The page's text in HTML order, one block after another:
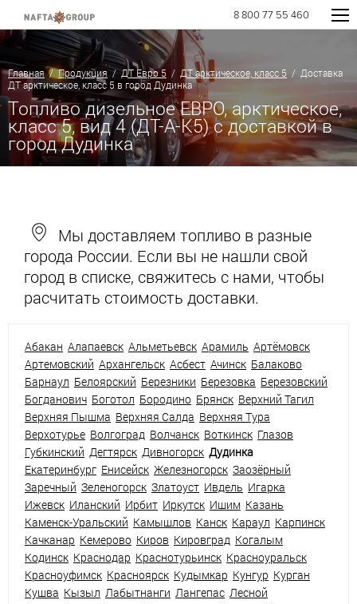
8 800 77 55 460
Главная/Продукция/ДТ Евро 5 / ДТ арктическое, класс 5 / Доставка
ДТ арктическое, класс 5 в город Дудинка
Топливо дизельное ЕВРО, арктическое,
класс 5, вид 4 (ДТ-А-К5) с доставкой в
город Дудинка
Мы доставляем топливо в разные
города России. Если вы не нашли свой
город в списке, свяжитесь с нами, чтобы
расчитать стоимость доставки.
Абакан Алапаевск Альметьевск Арамиль Артёмовск
Артемовский Архангельск Асбест Ачинск Балаково
Барнаул Белоярский Березники Березовка Березовский
Богданович Боготол Бородино Брянск Верхний Тагил
Верхняя Пышма Верхняя Салда Верхняя Тура
Верхотурье Волгоград Волчанск Воткинск Глазов
Губкинский Дегтярск Дивногорск Дудинка
Екатеринбург Енисейск Железногорск Заозёрный
Заречный Зеленогорск Златоуст Ивдель Игарка
Ижевск Иланский Ирбит Иркутск Ишим Казань
Каменск-Уральский Камышлов Канск Караул Карпинск
Качканар Кемерово Киров Кировград Когалым
Кодинск Краснодар Краснотурьинск Красноуральск
Красноуфимск Красноярск Кудымкар Кунгур Курган
Кушва Кызыл Лабытнанги Лангепас Лесной